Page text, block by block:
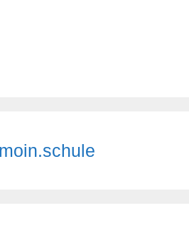
moin.schule